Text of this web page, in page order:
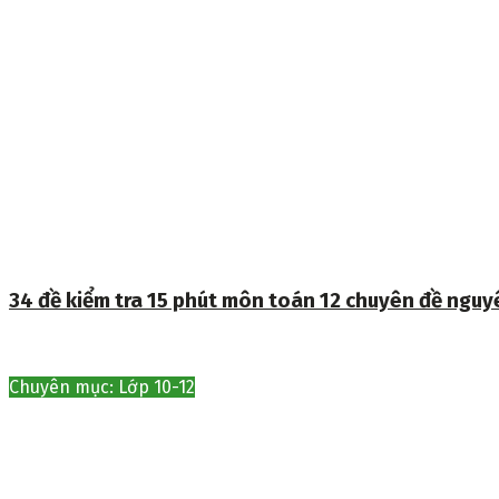
34 đề kiểm tra 15 phút môn toán 12 chuyên đề
Chuyên mục: Lớp 10-12